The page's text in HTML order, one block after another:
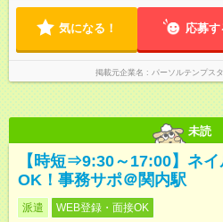
気になる！ 応募す
掲載元企業名 パーソルテンプス
未読
【時短⇒9:30～17:00】ネ
OK！事務サポ＠関内駅
派遣 WEB登録・面接OK